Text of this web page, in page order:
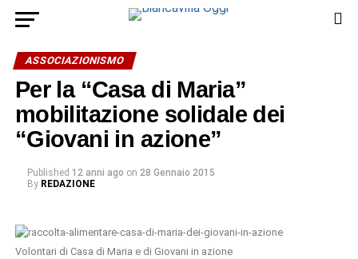
ASSOCIAZIONISMO
Per la “Casa di Maria”
mobilitazione solidale dei
“Giovani in azione”
Published 12 anni ago on 28 Gennaio 2015
By REDAZIONE
Volontari di Casa di Maria e di Giovani in azione